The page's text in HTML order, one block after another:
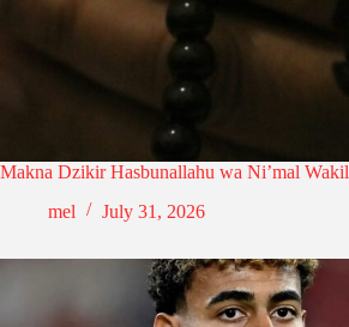
Makna Dzikir Hasbunallahu wa Ni’mal Wakil
mel
July 31, 2026